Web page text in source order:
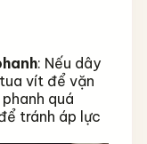
: Nếu dây
vít để vặn
quá
tránh áp lực